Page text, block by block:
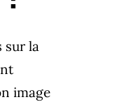
sur la
image